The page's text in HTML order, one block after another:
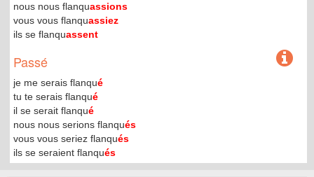
nous nous flanquassions
vous vous flanquassiez
ils se flanquassent
Passé
je me serais flanqué
tu te serais flanqué
il se serait flanqué
nous nous serions flanqués
vous vous seriez flanqués
ils se seraient flanqués